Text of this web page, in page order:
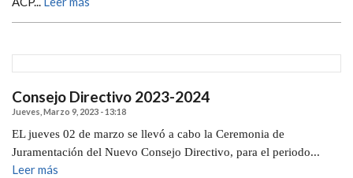
Consejo Directivo 2023-2024
Jueves, Marzo 9, 2023 - 13:18
EL jueves 02 de marzo se llevó a cabo la Ceremonia de
Juramentación del Nuevo Consejo Directivo, para el periodo...
Leer más